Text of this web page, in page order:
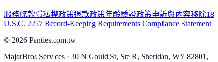
服務條款隱私權政策退款政策年齡驗證政策申訴與內容移除18
U.S.C. 2257 Record-Keeping Requirements Compliance Statement
© 2026 Panties.com.tw
MajorBros Services · 30 N Gould St, Ste R, Sheridan, WY 82801,